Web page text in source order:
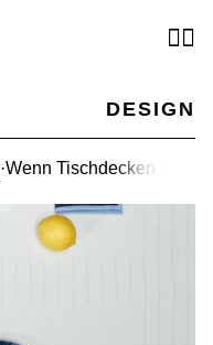
DESIGN
·Wenn Tischdecken